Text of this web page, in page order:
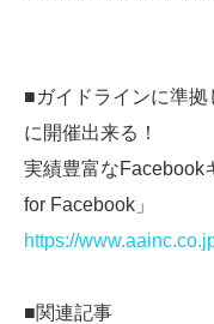
■ガイドラインに準
に開催出来る！
実績豊富なFacebook
for Facebook」
https://
■関連記事